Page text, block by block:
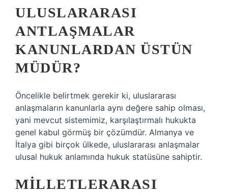
ULUSLARARASI
ANTLAŞMALAR
KANUNLARDAN ÜSTÜN
MÜDÜR?
Öncelikle belirtmek gerekir ki, uluslararası
anlaşmaların kanunlarla aynı değere sahip olması,
yani mevcut sistemimiz, karşılaştırmalı hukukta
genel kabul görmüş bir çözümdür. Almanya ve
İtalya gibi birçok ülkede, uluslararası anlaşmalar
ulusal hukuk anlamında hukuk statüsüne sahiptir.
MILLETLERARASI